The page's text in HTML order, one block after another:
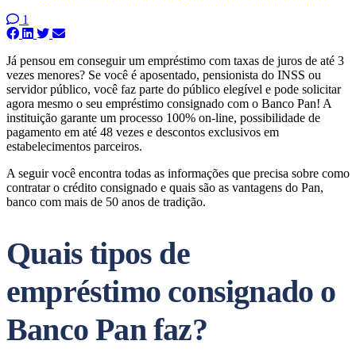
1
Já pensou em conseguir um empréstimo com taxas de juros de até 3
vezes menores? Se você é aposentado, pensionista do INSS ou
servidor público, você faz parte do público elegível e pode solicitar
agora mesmo o seu empréstimo consignado com o Banco Pan! A
instituição garante um processo 100% on-line, possibilidade de
pagamento em até 48 vezes e descontos exclusivos em
estabelecimentos parceiros.
A seguir você encontra todas as informações que precisa sobre como
contratar o crédito consignado e quais são as vantagens do Pan,
banco com mais de 50 anos de tradição.
Quais tipos de
empréstimo consignado o
Banco Pan faz?